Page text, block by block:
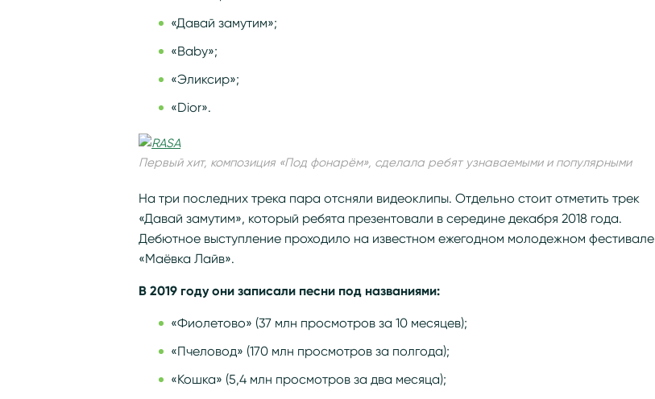
«Давай замутим»;
«Baby»;
«Эликсир»;
«Dior».
Первый хит, композиция «Под фонарём», сделала ребят узнаваемыми и популярными
На три последних трека пара отсняли видеоклипы. Отдельно стоит отметить трек
«Давай замутим», который ребята презентовали в середине декабря 2018 года.
Дебютное выступление проходило на известном ежегодном молодежном фестивале
«Маёвка Лайв».
В 2019 году они записали песни под названиями:
«Фиолетово» (37 млн просмотров за 10 месяцев);
«Пчеловод» (170 млн просмотров за полгода);
«Кошка» (5,4 млн просмотров за два месяца);